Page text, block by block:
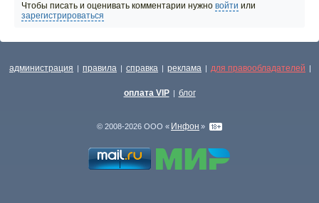
Чтобы писать и оценивать комментарии нужно войти или
зарегистрироваться
администрация | правила | справка | реклама | для правообладателей |
оплата VIP | блог
© 2008-2026 ООО « Инфон »